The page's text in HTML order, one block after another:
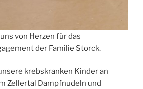
von Herzen für das
der Familie Storck.
krebskranken Kinder an
Zellertal Dampfnudeln und